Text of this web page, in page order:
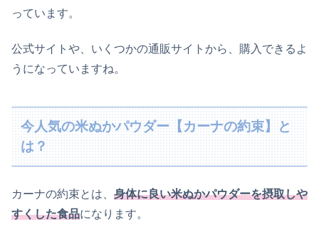
っています。
公式サイトや、いくつかの通販サイトから、購入できるよ
うになっていますね。
今人気の米ぬかパウダー【カーナの約束】と
は？
カーナの約束とは、 身体に良い米ぬかパウダーを摂取しや
すくした食品になります。